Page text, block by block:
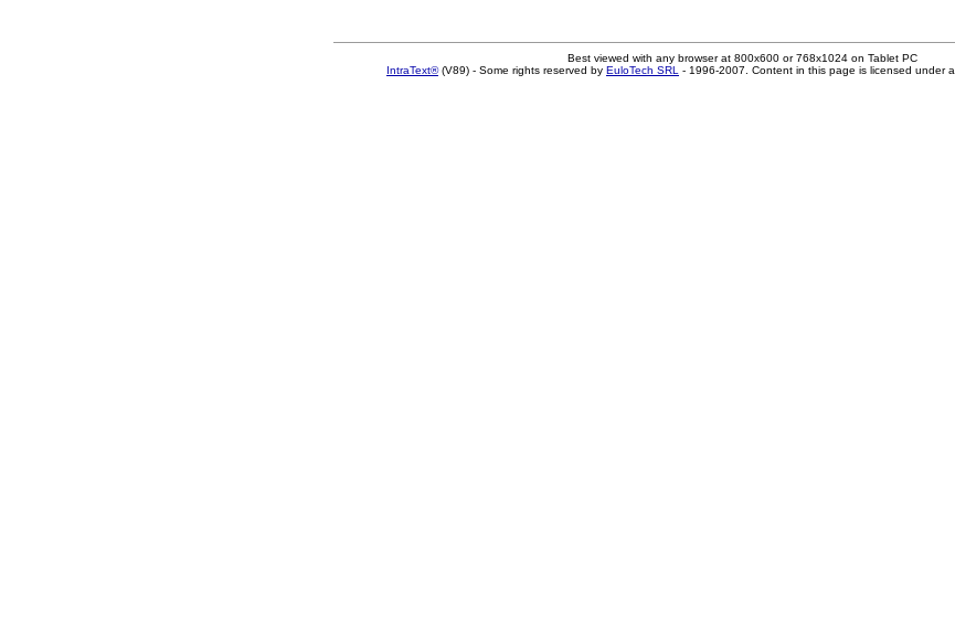
Best viewed with any browser at 800x600 or 768x1024 on Tablet PC
IntraText®(V89) - Some rights reserved by EuloTech SRL - 1996-2007. Content in this page is licensed under a